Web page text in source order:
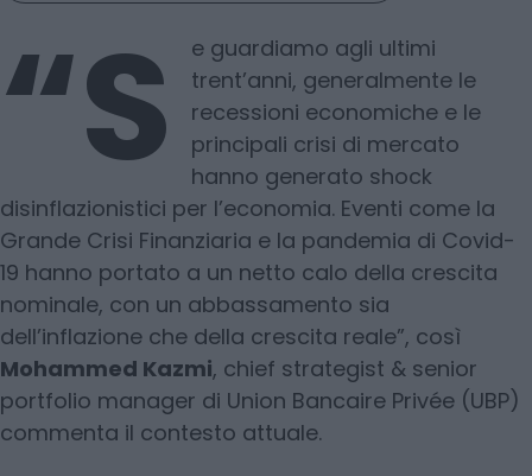
“S
e guardiamo agli ultimi
trent’anni, generalmente le
recessioni economiche e le
principali crisi di mercato
hanno generato shock
disinflazionistici per l’economia. Eventi come la
Grande Crisi Finanziaria e la pandemia di Covid-
19 hanno portato a un netto calo della crescita
nominale, con un abbassamento sia
dell’inflazione che della crescita reale”, così
Mohammed Kazmi, chief strategist & senior
portfolio manager di Union Bancaire Privée (UBP)
commenta il contesto attuale.